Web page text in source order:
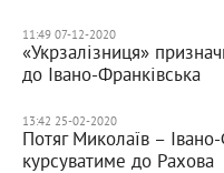
11:49 07-12-2020
«Укрзалізниця»
до Івано-Франківська
13:42 25-02-2020
Потяг Миколаїв –
курсуватиме до Рахова